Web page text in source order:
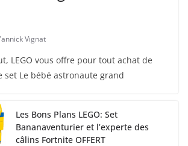
Vignat
LEGO vous offre pour tout achat de
set Le bébé astronaute grand
Les Bons Plans LEGO: Set
Bananaventurier et l’experte des
câlins Fortnite OFFERT